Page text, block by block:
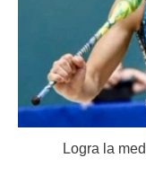
Logra la